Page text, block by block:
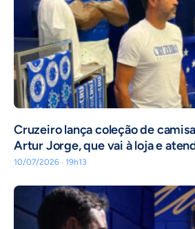
Cruzeiro lança coleção de
Artur Jorge, que vai à loja e
10/07/2026 · 19h13